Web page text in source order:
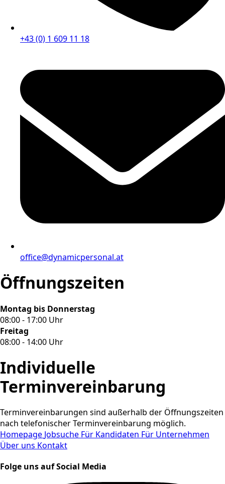
+43 (0) 1 609 11 18
office@dynamicpersonal.at
Öffnungszeiten
Montag bis Donnerstag
08:00 - 17:00 Uhr
Freitag
08:00 - 14:00 Uhr
Individuelle
Terminvereinbarung
Terminvereinbarungen sind außerhalb der Öffnungszeiten
nach telefonischer Terminvereinbarung möglich.
Homepage Jobsuche Für Kandidaten Für Unternehmen
Über uns Kontakt
Folge uns auf Social Media